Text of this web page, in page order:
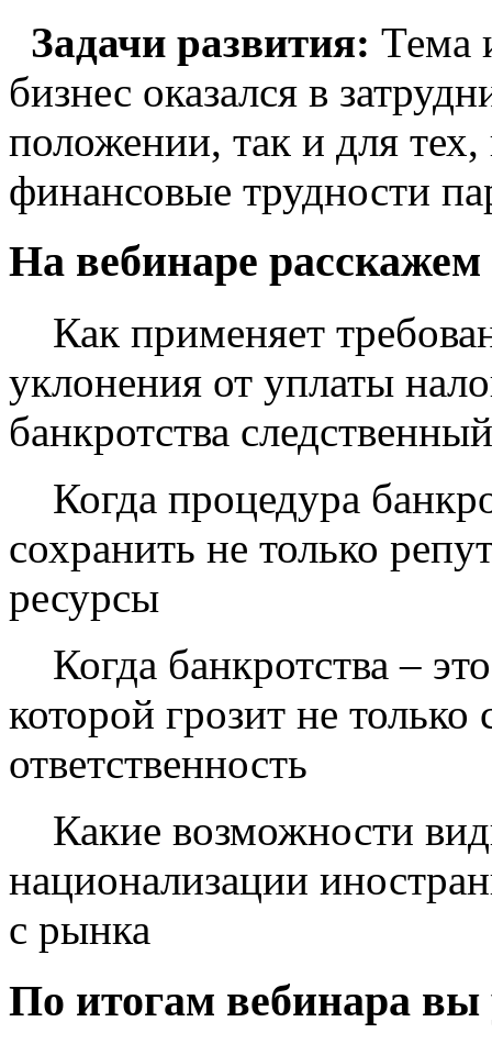
Задачи развития: Тема
бизнес оказался в
положении, так и для
финансовые трудности
На вебинаре расскажем
Как применяет
уклонения от уплаты
банкротства
Когда процедура
сохранить не только
ресурсы
Когда банкротства –
которой грозит не
ответственность
Какие возможности
национализации
с рынка
По итогам вебинара вы